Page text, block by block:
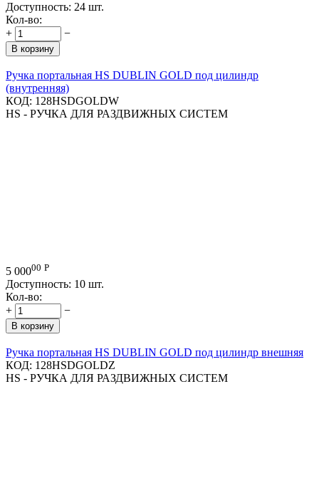
Доступность: 24 шт.
Кол-во:
+
−
В корзину
Ручка портальная HS DUBLIN GOLD под цилиндр
(внутренняя)
КОД: 128HSDGOLDW
HS - РУЧКА ДЛЯ РАЗДВИЖНЫХ СИСТЕМ
5 00000 Р
Доступность: 10 шт.
Кол-во:
+
−
В корзину
Ручка портальная HS DUBLIN GOLD под цилиндр внешняя
КОД: 128HSDGOLDZ
HS - РУЧКА ДЛЯ РАЗДВИЖНЫХ СИСТЕМ